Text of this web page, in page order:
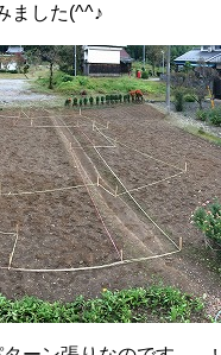
ました(^^♪